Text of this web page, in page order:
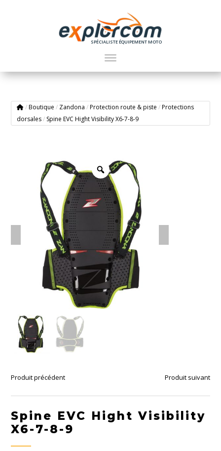
SPÉCIALISTE ÉQUIPEMENT MOTO
/ Boutique / Zandona / Protection route & piste / Protections
dorsales / Spine EVC Hight Visibility X6-7-8-9
Produit précédent Produit suivant
Spine EVC Hight Visibility
X6-7-8-9